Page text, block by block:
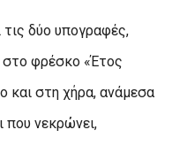
τις δύο υπογραφές,
φρέσκο «Έτος
και στη χήρα, ανάμεσα
που νεκρώνει,